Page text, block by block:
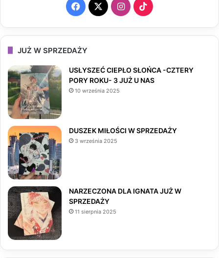
F
a
b
k
X
I
n
a
T
i
T
o
JUŻ W SPRZEDAŻY
USŁYSZEĆ CIEPŁO SŁOŃCA -CZTERY
PORY ROKU- 3 JUŻ U NAS
10 września 2025
DUSZEK MIŁOŚCI W SPRZEDAŻY
3 września 2025
NARZECZONA DLA IGNATA JUŻ W
SPRZEDAŻY
11 sierpnia 2025